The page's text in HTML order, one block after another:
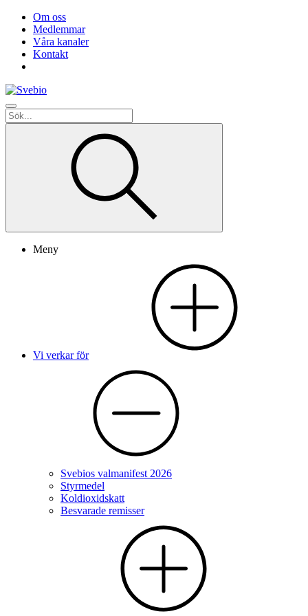
Om oss
Medlemmar
Våra kanaler
Kontakt
Meny
Vi verkar för
Svebios valmanifest 2026
Styrmedel
Koldioxidskatt
Besvarade remisser